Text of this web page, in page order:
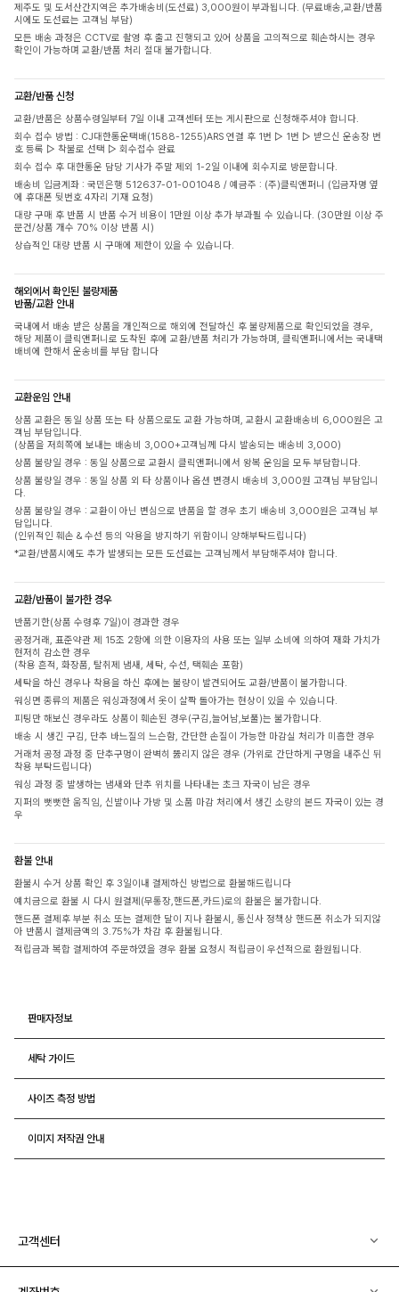
제주도 및 도서산간지역은 추가배송비(도선료) 3,000원이 부과됩니다. (무료배송,교환/반품
시에도 도선료는 고객님 부담)
모든 배송 과정은 CCTV로 촬영 후 출고 진행되고 있어 상품을 고의적으로 훼손하시는 경우
확인이 가능하며 교환/반품 처리 절대 불가합니다.
교환/반품 신청
교환/반품은 상품수령일부터 7일 이내 고객센터 또는 게시판으로 신청해주셔야 합니다.
회수 접수 방법 : CJ대한통운택배(1588-1255)ARS 연결 후 1번 ▷ 1번 ▷ 받으신 운송장 번
호 등록 ▷ 착불로 선택 ▷ 회수접수 완료
회수 접수 후 대한통운 담당 기사가 주말 제외 1-2일 이내에 회수지로 방문합니다.
배송비 입금계좌 : 국민은행 512637-01-001048 / 예금주 : (주)클릭앤퍼니 (입금자명 옆
에 휴대폰 뒷번호 4자리 기재 요청)
대량 구매 후 반품 시 반품 수거 비용이 1만원 이상 추가 부과될 수 있습니다. (30만원 이상 주
문건/상품 개수 70% 이상 반품 시)
상습적인 대량 반품 시 구매에 제한이 있을 수 있습니다.
해외에서 확인된 불량제품
반품/교환 안내
국내에서 배송 받은 상품을 개인적으로 해외에 전달하신 후 불량제품으로 확인되었을 경우,
해당 제품이 클릭앤퍼니로 도착된 후에 교환/반품 처리가 가능하며, 클릭앤퍼니에서는 국내택
배비에 한해서 운송비를 부담 합니다
교환운임 안내
상품 교환은 동일 상품 또는 타 상품으로도 교환 가능하며, 교환시 교환배송비 6,000원은 고
객님 부담입니다.
(상품을 저희쪽에 보내는 배송비 3,000+고객님께 다시 발송되는 배송비 3,000)
상품 불량일 경우 : 동일 상품으로 교환시 클릭앤퍼니에서 왕복 운임을 모두 부담합니다.
상품 불량일 경우 : 동일 상품 외 타 상품이나 옵션 변경시 배송비 3,000원 고객님 부담입니
다.
상품 불량일 경우 : 교환이 아닌 변심으로 반품을 할 경우 초기 배송비 3,000원은 고객님 부
담입니다.
(인위적인 훼손 & 수선 등의 악용을 방지하기 위함이니 양해부탁드립니다)
*교환/반품시에도 추가 발생되는 모든 도선료는 고객님께서 부담해주셔야 합니다.
교환/반품이 불가한 경우
반품기한(상품 수령후 7일)이 경과한 경우
공정거래, 표준약관 제 15조 2항에 의한 이용자의 사용 또는 일부 소비에 의하여 재화 가치가
현저히 감소한 경우
(착용 흔적, 화장품, 탈취제 냄새, 세탁, 수선, 택훼손 포함)
세탁을 하신 경우나 착용을 하신 후에는 불량이 발견되어도 교환/반품이 불가합니다.
워싱면 종류의 제품은 워싱과정에서 옷이 살짝 돌아가는 현상이 있을 수 있습니다.
피팅만 해보신 경우라도 상품이 훼손된 경우(구김,늘어남,보풀)는 불가합니다.
배송 시 생긴 구김, 단추 바느질의 느슨함, 간단한 손질이 가능한 마감실 처리가 미흡한 경우
거래처 공정 과정 중 단추구멍이 완벽히 뚫리지 않은 경우 (가위로 간단하게 구멍을 내주신 뒤
착용 부탁드립니다)
워싱 과정 중 발생하는 냄새와 단추 위치를 나타내는 초크 자국이 남은 경우
지퍼의 뻣뻣한 움직임, 신발이나 가방 및 소품 마감 처리에서 생긴 소량의 본드 자국이 있는 경
우
환불 안내
환불시 수거 상품 확인 후 3일이내 결제하신 방법으로 환불해드립니다
예치금으로 환불 시 다시 원결제(무통장,핸드폰,카드)로의 환불은 불가합니다.
핸드폰 결제후 부분 취소 또는 결제한 달이 지나 환불시, 통신사 정책상 핸드폰 취소가 되지않
아 반품시 결제금액의 3.75%가 차감 후 환불됩니다.
적립금과 복합 결제하여 주문하였을 경우 환불 요청시 적립금이 우선적으로 환원됩니다.
판매자정보
세탁 가이드
사이즈 측정 방법
이미지 저작권 안내
고객센터